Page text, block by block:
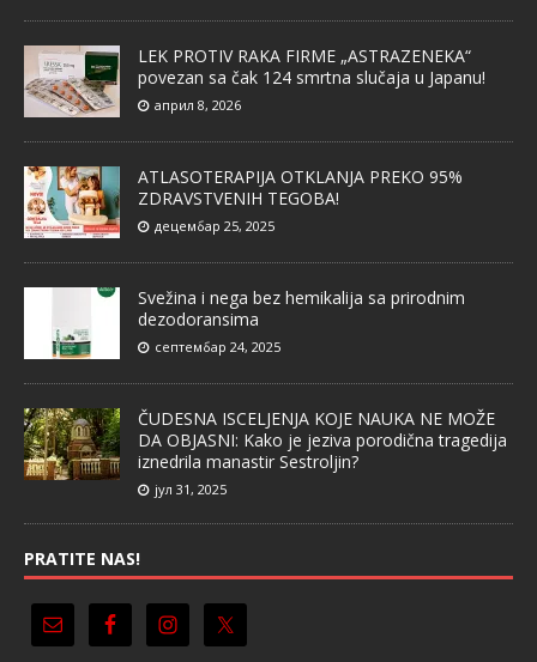
LEK PROTIV RAKA FIRME „ASTRAZENEKA“
povezan sa čak 124 smrtna slučaja u Japanu!
април 8, 2026
ATLASOTERAPIJA OTKLANJA PREKO 95%
ZDRAVSTVENIH TEGOBA!
децембар 25, 2025
Svežina i nega bez hemikalija sa prirodnim
dezodoransima
септембар 24, 2025
ČUDESNA ISCELJENJA KOJE NAUKA NE MOŽE
DA OBJASNI: Kako je jeziva porodična tragedija
iznedrila manastir Sestroljin?
јул 31, 2025
PRATITE NAS!